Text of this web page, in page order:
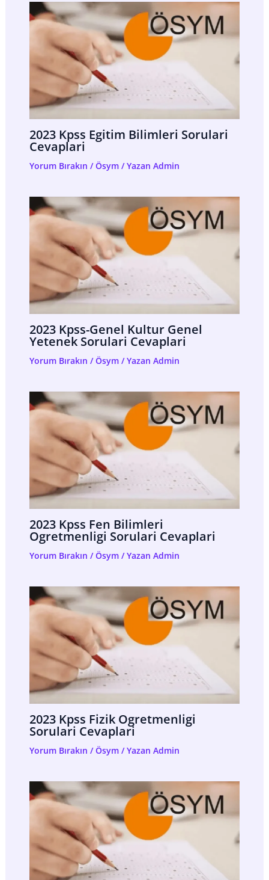
2023 Kpss Egitim Bilimleri Sorulari
Cevaplari
Yorum Bırakın /Ösym/ Yazan Admin
2023 Kpss-Genel Kultur Genel
Yetenek Sorulari Cevaplari
Yorum Bırakın /Ösym/ Yazan Admin
2023 Kpss Fen Bilimleri
Ogretmenligi Sorulari Cevaplari
Yorum Bırakın /Ösym/ Yazan Admin
2023 Kpss Fizik Ogretmenligi
Sorulari Cevaplari
Yorum Bırakın /Ösym/ Yazan Admin